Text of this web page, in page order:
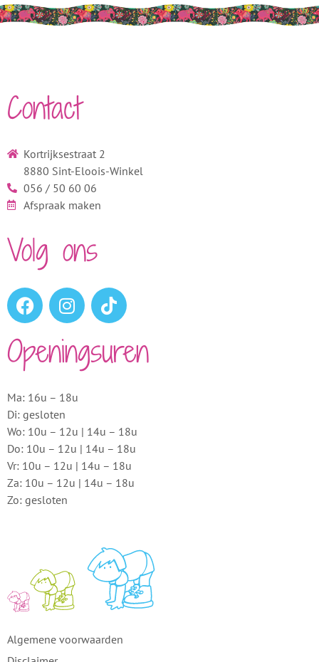
Contact
Kortrijksestraat 2
8880 Sint-Eloois-Winkel
056 / 50 60 06
Afspraak maken
Volg ons
Openingsuren
Ma: 16u – 18u
Di: gesloten
Wo: 10u – 12u | 14u – 18u
Do: 10u – 12u | 14u – 18u
Vr: 10u – 12u | 14u – 18u
Za: 10u – 12u | 14u – 18u
Zo: gesloten
Algemene voorwaarden